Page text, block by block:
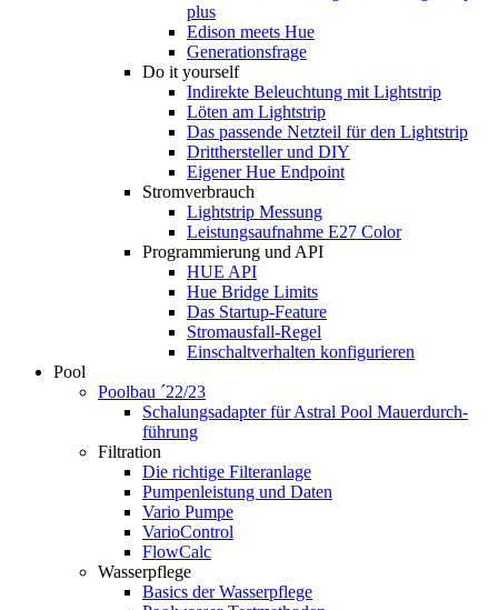
plus
Edison meets Hue
Generationsfrage
Do it yourself
Indirekte Beleuchtung mit Lightstrip
Löten am Lightstrip
Das passende Netzteil für den Lightstrip
Dritthersteller und DIY
Eigener Hue Endpoint
Stromverbrauch
Lightstrip Messung
Leistungsaufnahme E27 Color
Programmierung und API
HUE API
Hue Bridge Limits
Das Startup-Feature
Stromausfall-Regel
Einschaltverhalten konfigurieren
Pool
Poolbau ´22/23
Schalungs­adapter für Astral Pool Mauer­durch­
führung
Filtration
Die richtige Filter­anlage
Pumpenleistung und Daten
Vario Pumpe
Vario­Control
FlowCalc
Wasserpflege
Basics der Wasserpflege